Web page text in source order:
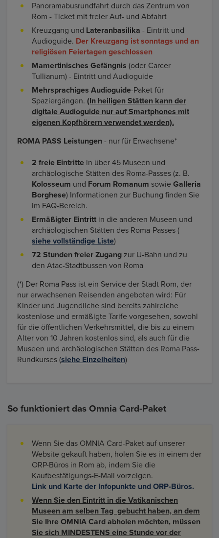
Panoramabusrundfahrt durch das Zentrum von
Rom - Ticket mit freier Auf- und Abfahrt
Kreuzgang und Lateranbasilika - Eintritt und
Audioguide. Der Kreuzgang ist sonntags und an
religiösen Feiertagen geschlossen
Mamertinisches Gefängnis (oder Carcer
Tullianum) - Eintritt und Audioguide
Mehrsprachiges Audioguide-Paket für
Spaziergängen. (In heiligen Stätten kann der
digitale Audioguide nur auf Smartphones mit
eigenen Kopfhörern verwendet werden).
ROMA PASS Leistungen - nur für Erwachsene*
2 freie Eintritte in über 45 Museen und
archäologische Stätten des Roma-Passes (z. B.
Kolosseum und Forum Romanum sowie Galleria
Borghese) Informationen zur Buchung finden Sie
im FAQ-Bereich.
Ermäßigter Eintritt in die anderen Museen und
archäologischen Stätten des Roma-Passes (
siehe vollständige Liste)
72 Stunden freier Zugang zur U-Bahn und zu
den Atac-Stadtbussen von Roma
(*) Der Roma Pass ist ein Service der Stadt Rom, der
nur erwachsenen Reisenden angeboten wird: Für
Kinder und Jugendliche sind bereits zahlreiche
kostenlose und ermäßigte Tarife vorgesehen, sowohl
für die öffentlichen Verkehrsmittel, die bis zu einem
Alter von 10 Jahren kostenlos sind, als auch für die
Museen und archäologischen Stätten des Roma Pass-
Rundkurses (siehe Einzelheiten)
So funktioniert das Omnia Card-Paket
Wenn Sie das OMNIA Card-Paket auf unserer
Website gekauft haben, holen Sie es in einem der
ORP-Büros in Rom ab, indem Sie die
Kaufbestätigungs-E-Mail vorzeigen.
Link und Karte der Infopunkte und ORP-Büros.
Wenn Sie den Eintritt in die Vatikanischen
Museen am selben Tag gebucht haben, an dem
Sie Ihre OMNIA Card abholen möchten, müssen
Sie sich MINDESTENS eine Stunde vor der